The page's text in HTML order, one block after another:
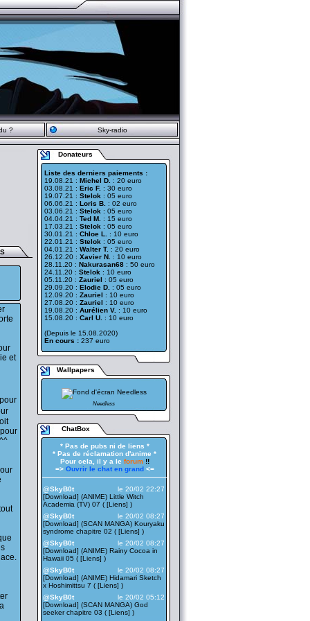
? Sky-radio
et
Donateurs
Liste des derniers paiements :
19.08.21 : Michel D.
: 20 euro
03.08.21 : Eric F. : 30 euro
19.07.21 : Stelok : 05 euro
06.06.21 : Loris B.
: 02 euro
03.06.21 : Stelok : 05 euro
04.04.21 : Ted M.
: 15 euro
17.03.21 : Stelok : 05 euro
30.01.21 : Chloe L.
: 10 euro
22.01.21 : Stelok : 05 euro
04.01.21 : Walter T. : 20 euro
26.12.20 : Xavier N.
: 10 euro
28.11.20 : Nakurasan68 : 50 euro
24.11.20 : Stelok : 10 euro
05.11.20 : Zauriel : 05 euro
29.09.20 : Elodie D.
: 05 euro
12.09.20 : Zauriel : 10 euro
27.08.20 : Zauriel : 10 euro
19.08.20 : Aurélien V. : 10 euro
15.08.20 : Carl U.
: 10 euro
(Depuis le 15.08.2020)
En cours : 237 euro
Wallpapers
Needless
ChatBox
* Pas de pubs ni de liens *
* Pas de réclamation d'anime *
Pour cela, il y a le forum!!
=> Ouvrir le chat en grand<=
——————————————————
@SkyB0t
le 20/02 22:27
[Download] (ANIME) Little Witch
Academia (TV) 07 ( [Liens] )
@SkyB0t
le 20/02 08:27
[Download] (SCAN MANGA) Kouryaku
syndrome chapitre 02 ( [Liens] )
@SkyB0t
le 20/02 08:27
[Download] (ANIME) Rainy Cocoa in
Hawaii 05 ( [Liens] )
@SkyB0t
le 20/02 08:27
[Download] (ANIME) Hidamari Sketch
x Hoshimittsu 7 ( [Liens] )
@SkyB0t
le 20/02 05:12
[Download] (SCAN MANGA) God
seeker chapitre 03 ( [Liens] )